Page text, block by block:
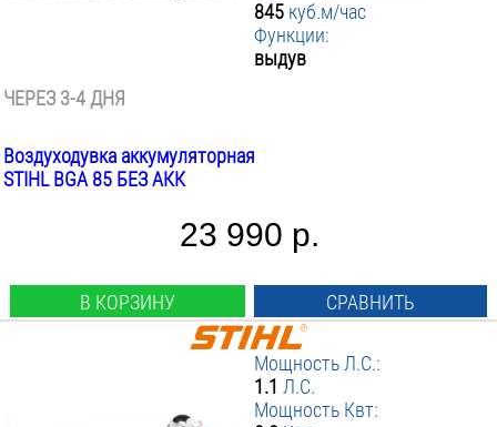
845 куб.м/час
Функции:
выдув
ЧЕРЕЗ 3-4 ДНЯ
Воздуходувка аккумуляторная
STIHL BGA 85 БЕЗ АКК
23 990 р.
В КОРЗИНУ СРАВНИТЬ
Мощность Л.С.:
1.1 Л.С.
Мощность Квт: